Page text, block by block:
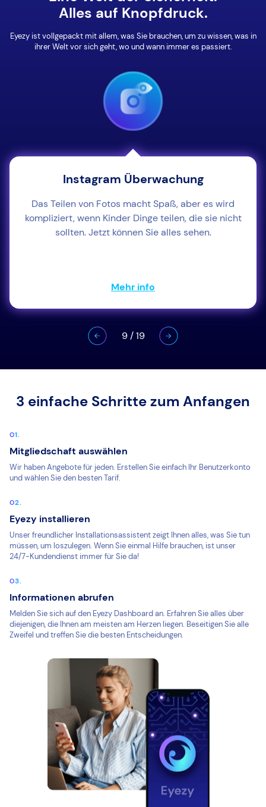
Alles auf Knopfdruck.
Eyezy ist vollgepackt mit allem, was Sie brauchen, um zu wissen, was in
ihrer Welt vor sich geht, wo und wann immer es passiert.
Instagram Überwachung
Das Teilen von Fotos macht Spaß, aber es wird
kompliziert, wenn Kinder Dinge teilen, die sie nicht
sollten. Jetzt können Sie alles sehen.
Mehr info
9/19
3 einfache Schritte zum Anfangen
Mitgliedschaft auswählen
Wir haben Angebote für jeden. Erstellen Sie einfach Ihr Benutzerkonto
und wählen Sie den besten Tarif.
Eyezy installieren
Unser freundlicher Installationsassistent zeigt Ihnen alles, was Sie tun
müssen, um loszulegen. Wenn Sie einmal Hilfe brauchen, ist unser
24/7-Kundendienst immer für Sie da!
Informationen abrufen
Melden Sie sich auf den Eyezy Dashboard an. Erfahren Sie alles über
diejenigen, die Ihnen am meisten am Herzen liegen. Beseitigen Sie alle
Zweifel und treffen Sie die besten Entscheidungen.